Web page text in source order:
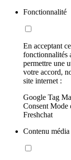
Fonctionnalité
En acceptant
fonctionnalités
permettre une
votre accord,
site internet :
Google Tag
Consent Mode
Freshchat
Contenu média